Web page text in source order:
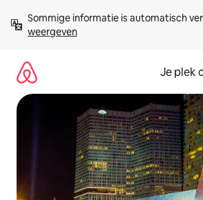
direct
naar
Sommige informatie is automatisch
weergeven
Je plek